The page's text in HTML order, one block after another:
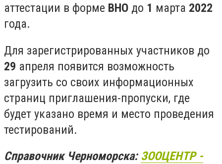
аттестации в форме ВНО до 1 марта 2022
года.
Для зарегистрированных участников до
29 апреля появится возможность
загрузить со своих информационных
страниц приглашения-пропуски, где
будет указано время и место проведения
тестирований.
Справочник Черноморска:ЗООЦЕНТР -